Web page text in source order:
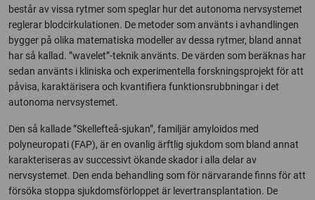
består av vissa rytmer som speglar hur det autonoma nervsystemet
reglerar blodcirkulationen. De metoder som använts i avhandlingen
bygger på olika matematiska modeller av dessa rytmer, bland annat
har så kallad. ”wavelet”-teknik använts. De värden som beräknas har
sedan använts i kliniska och experimentella forskningsprojekt för att
påvisa, karaktärisera och kvantifiera funktionsrubbningar i det
autonoma nervsystemet.
Den så kallade ”Skellefteå-sjukan”, familjär amyloidos med
polyneuropati (FAP), är en ovanlig ärftlig sjukdom som bland annat
karakteriseras av successivt ökande skador i alla delar av
nervsystemet. Den enda behandling som för närvarande finns för att
försöka stoppa sjukdomsförloppet är levertransplantation. De